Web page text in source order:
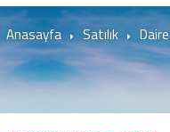
Anasayfa Satılık Daire